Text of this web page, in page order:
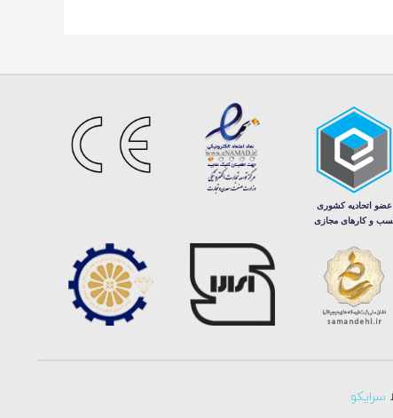
سرایکو